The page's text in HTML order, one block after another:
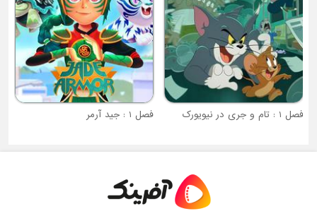
فصل 1 : تام و جری در نیویورک فصل 1 : جید آرمر